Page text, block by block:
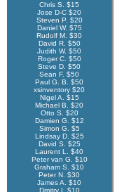
Chris S. $15
Jose D-C $20
Steven P. $20
Daniel W. $75
Rudolf M. $30
David R. $50
Judith W. $50
Roger C. $50
Steve D. $50
Sean F. $50
Paul G. B. $50
xsinventory $20
Nigel A. $15
Michael B. $20
Otto S. $20
Damien G. $12
Simon G. $5
Lindsay D. $25
David S. $25
Laurent L. $40
Peter van G. $10
Graham S. $10
Peter N. $30
James A. $10
Dmitry I. $10